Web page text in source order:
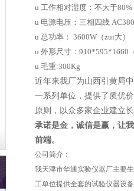
u 工作相对湿度：不大于80%
u 电源电压：三相四线
u 总功率： 3600W（zui大）
u 外形尺寸：910*595*1660
u 毛重:300Kg
近年来我厂为山西引黄局
一系列单位，提供了质优
原则，以众多家企业建立
承诺是金，诚信是赢，让
前端。
公司简介：
我天津市华通实验仪器厂主要
工单位提供全套的试验仪器设